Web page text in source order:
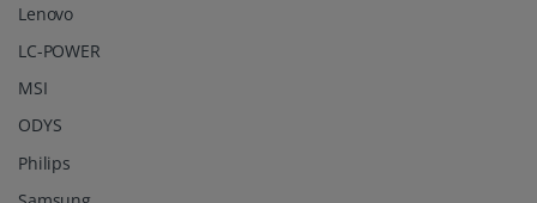
Lenovo
LC-POWER
MSI
ODYS
Philips